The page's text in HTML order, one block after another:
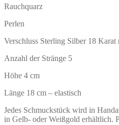
Rauchquarz
Perlen
Verschluss Sterling Silber 18 Karat
Anzahl der Stränge 5
Höhe 4 cm
Länge 18 cm – elastisch
Jedes Schmuckstück wird in
in Gelb- oder Weißgold erhältlich.